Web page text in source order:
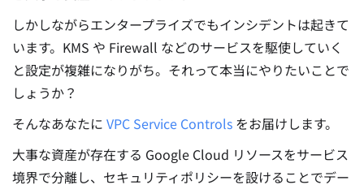
しかしながらエンタープライズでもインシデントは起きて
います。KMS や Firewall などのサービスを駆使していく
と設定が複雑になりがち。それって本当にやりたいことで
しょうか？
そんなあなたに VPC Service Controls をお届けします。
大事な資産が存在する Google Cloud リソースをサービス
境界で分離し、セキュリティポリシーを設けることでデー